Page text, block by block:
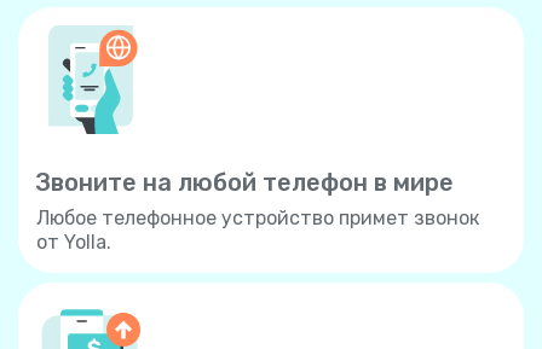
Звоните на любой телефон в мире
Любое телефонное устройство примет звонок
от Yolla.